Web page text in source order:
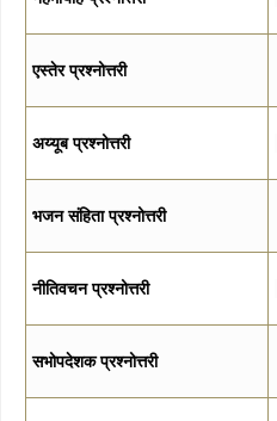
एस्तेर प्रश्नोत्तरी
अय्यूब प्रश्नोत्तरी
भजन संहिता प्रश्नोत्तरी
नीतिवचन प्रश्नोत्तरी
सभोपदेशक प्रश्नोत्तरी